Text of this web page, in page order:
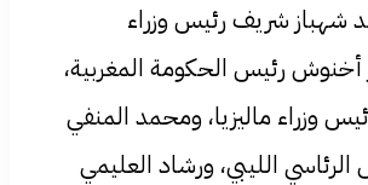
شهباز شريف رئيس وزراء
أخنوش رئيس الحكومة المغربية،
وزراء ماليزيا، ومحمد المنفي
الليبي، ورشاد العليمي